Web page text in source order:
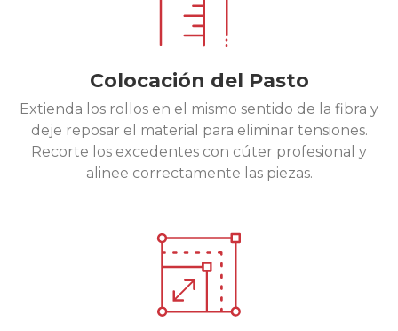
Colocación del Pasto
Extienda los rollos en el mismo sentido de la fibra y
deje reposar el material para eliminar tensiones.
Recorte los excedentes con cúter profesional y
alinee correctamente las piezas.